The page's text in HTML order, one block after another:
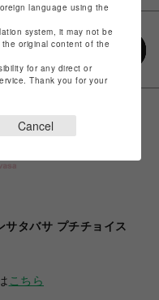
サタバサ プチチョイス
こちら
language using the
system, it may not be
original content of the
for any direct or
Thank you for your
Cancel